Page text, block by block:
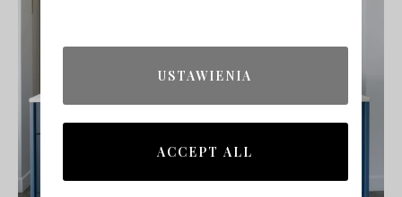
USTAWIENIA
ACCEPT ALL